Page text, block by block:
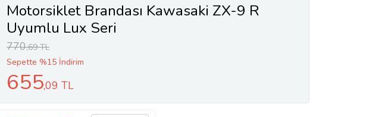
Motorsiklet Brandası Kawasaki ZX-9 R
Uyumlu Lux Seri
770,69 TL
Sepette %15 İndirim
655,09 TL